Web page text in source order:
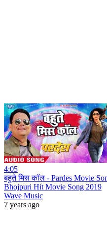
4:05
बहुते मिस कॉल - Pardes Movie
Bhojpuri Hit Movie Song 2019
Wave Music
7 years ago